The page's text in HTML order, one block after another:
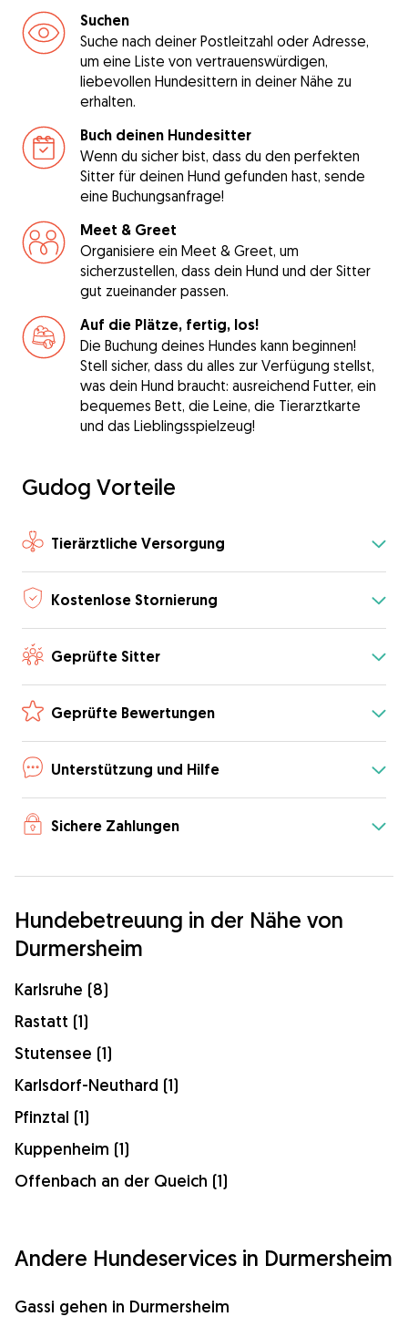
Suchen
Suche nach deiner Postleitzahl oder Adresse,
um eine Liste von vertrauenswürdigen,
liebevollen Hundesittern in deiner Nähe zu
erhalten.
Buch deinen Hundesitter
Wenn du sicher bist, dass du den perfekten
Sitter für deinen Hund gefunden hast, sende
eine Buchungsanfrage!
Meet & Greet
Organisiere ein Meet & Greet, um
sicherzustellen, dass dein Hund und der Sitter
gut zueinander passen.
Auf die Plätze, fertig, los!
Die Buchung deines Hundes kann beginnen!
Stell sicher, dass du alles zur Verfügung stellst,
was dein Hund braucht: ausreichend Futter, ein
bequemes Bett, die Leine, die Tierarztkarte
und das Lieblingsspielzeug!
Gudog Vorteile
Tierärztliche Versorgung
Kostenlose Stornierung
Geprüfte Sitter
Geprüfte Bewertungen
Unterstützung und Hilfe
Sichere Zahlungen
Hundebetreuung in der Nähe von
Durmersheim
Karlsruhe (8)
Rastatt (1)
Stutensee (1)
Karlsdorf-Neuthard (1)
Pfinztal (1)
Kuppenheim (1)
Offenbach an der Queich (1)
Andere Hundeservices in Durmersheim
Gassi gehen in Durmersheim